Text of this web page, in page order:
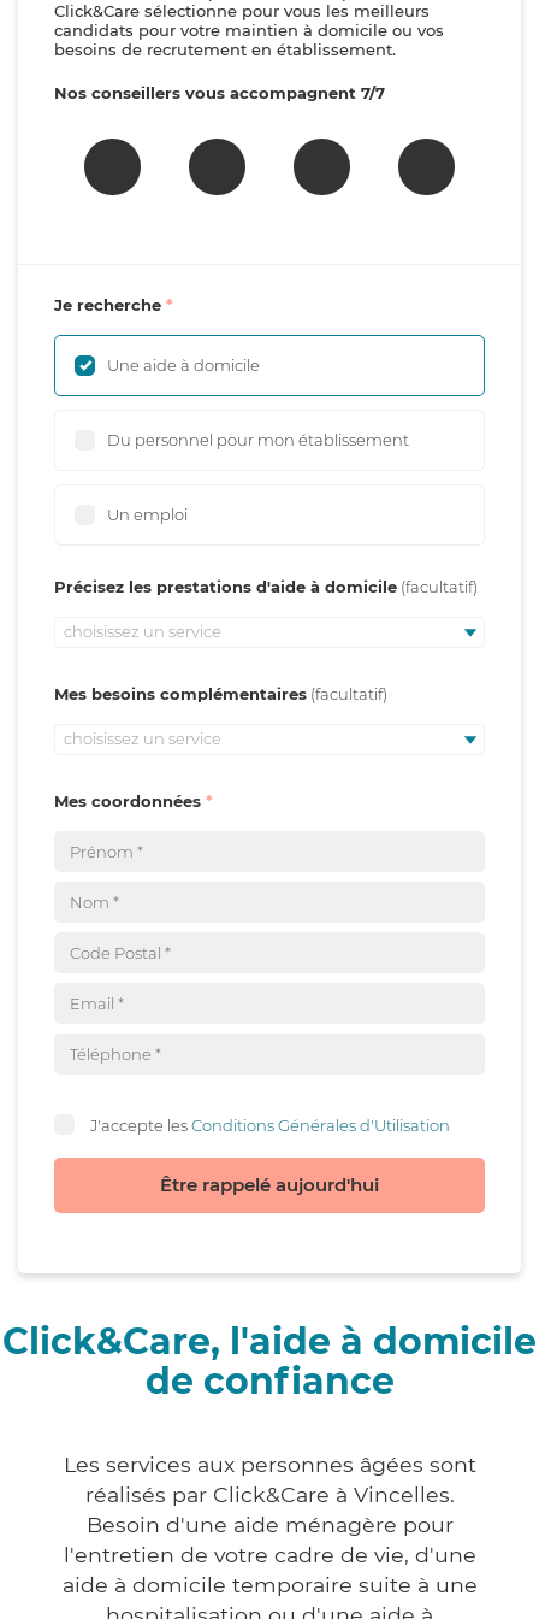
Click&Care sélectionne pour vous les meilleurs
candidats pour votre maintien à domicile ou vos
besoins de recrutement en établissement.
Nos conseillers vous accompagnent 7/7
Je recherche
Une aide à domicile
Du personnel pour mon établissement
Un emploi
Précisez les prestations d'aide à domicile
choisissez un service
Mes besoins complémentaires
choisissez un service
Mes coordonnées
J'accepte lesConditions Générales d'Utilisation
Être rappelé aujourd'hui
Click&Care, l'aide à domicile
de confiance
Les services aux personnes âgées sont
réalisés par Click&Care à Vincelles.
Besoin d'une aide ménagère pour
l'entretien de votre cadre de vie, d'une
aide à domicile temporaire suite à une